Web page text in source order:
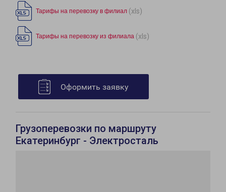
Тарифы на перевозку в филиал (xls)
Тарифы на перевозку из филиала (xls)
Оформить заявку
Грузоперевозки по маршруту
Екатеринбург - Электросталь